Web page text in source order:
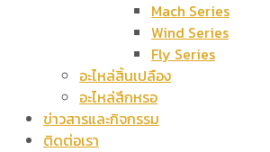
Mach Series
Wind Series
Fly Series
อะไหล่สิ้นเปลือง
อะไหล่สึกหรอ
ข่าวสารและกิจกรรม
ติดต่อเรา